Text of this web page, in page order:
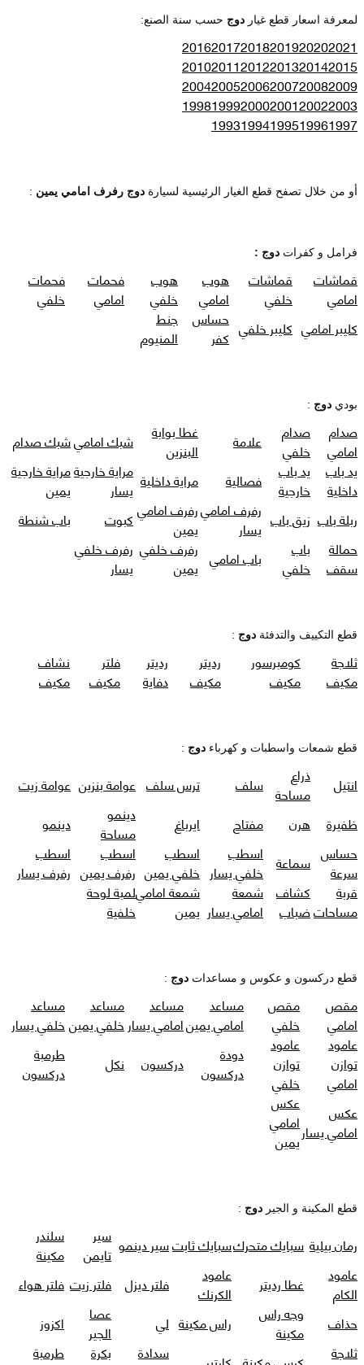
لمعرفة اسعار قطع غيار دوج حسب سنة الصنع:
2021
2020
2019
2018
2017
2016
2015
2014
2013
2012
2011
2010
2009
2008
2007
2006
2005
2004
2003
2002
2001
2000
1999
1998
1997
1996
1995
1994
1993
أو من خلال تصفح قطع الغيار الرئيسية لسيارة دوج رفرف امامي يمين :
فرامل و كفرات دوج :
قماشات
امامي
قماشات
خلفي
هوب
امامي
هوب
خلفي
فحمات
امامي
فحمات
خلفي
كليبر امامي كليبر خلفي حساس
كفر
جنط
المنيوم
بودي دوج :
صدام
امامي
صدام
خلفي
علامة
غطا بوابة
البنزين
شبك اماميشبك صدام
يد باب
داخلية
يد باب
خارجية
فصالية مراية داخلية مراية خارجية
يسار
مراية خارجية
يمين
ربلة باب زيق باب رفرف امامي
يسار
رفرف امامي
يمين
كبوت
باب شنطة
حمالة
سقف
باب
خلفي
باب امامي رفرف خلفي
يمين
رفرف خلفي
يسار
قطع التكييف والتدفئة دوج :
ثلاجة
مكيف
كومبرسور
مكيف
رديتر
مكيف
رديتر
دفاية
فلتر
مكيف
نشاف
مكيف
قطع شمعات واسطبات و كهرباء دوج :
انتيل
ذراع
مساحة سلف ترس سلف عوامة بنزين عوامة زيت
ظفيرة
هرن مفتاح ايرباغ
دينمو
مساحة
دينمو
حساس
سرعة
سماعة اسطب
خلفي يسار
اسطب
خلفي يمين
اسطب
رفرف يمين
اسطب
رفرف يسار
قربة
مساحات
كشاف
ضباب
شمعة
امامي يسار
شمعة امامي
يمين
لمبة لوحة
خلفية
قطع دركسون و عكوس و مساعدات دوج :
مقص
امامي
مقص
خلفي
مساعد
امامي يمين
مساعد
امامي يسار
مساعد
خلفي يمين
مساعد
خلفي يسار
عامود
توازن
امامي
عامود
توازن
خلفي
دودة
دركسون
دركسون نكل
طرمبة
دركسون
عكس
امامي يسار
عكس
امامي
يمين
قطع المكينة و الجير دوج :
رمان بيلية سبايك متحركسبايك ثابتسير دينمو سير
تايمن
سلندر
مكينة
عامود
الكام
غطا رديتر
عامود
الكرنك
فلتر ديزل فلتر زيت فلتر هواء
حذاف
وجه راس
مكينة
راس مكينة لي
عصا
الجير
اكزوز
ثلاجة
سدادة
بكرة
طرمبة